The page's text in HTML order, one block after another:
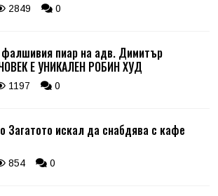
2849 0
фалшивия пиар на адв. Димитър
Е УНИКАЛЕН РОБИН ХУД
1197 0
Загатото искал да снабдява с кафе
854 0